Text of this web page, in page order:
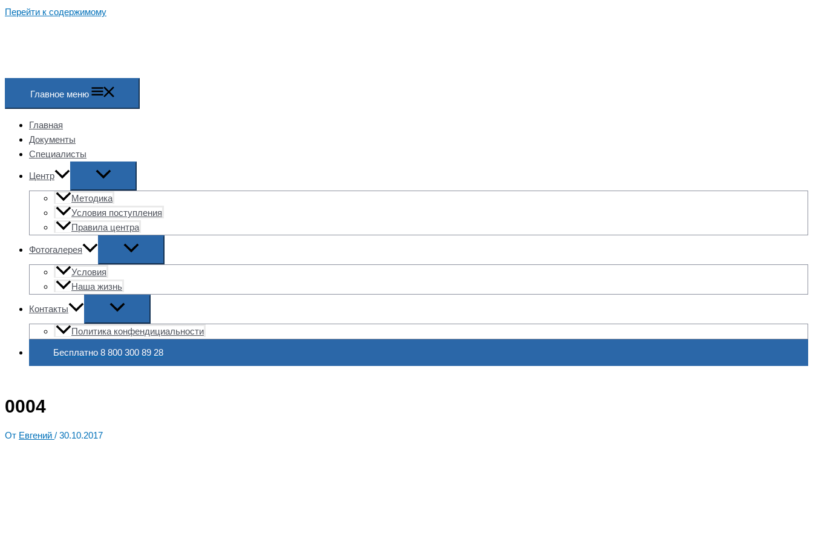
Перейти к содержимому
Главное меню
Главная
Документы
Специалисты
Центр
Методика
Условия поступления
Правила центра
Фотогалерея
Условия
Наша жизнь
Контакты
Политика конфендициальности
Бесплатно 8 800 300 89 28
0004
От Евгений / 30.10.2017